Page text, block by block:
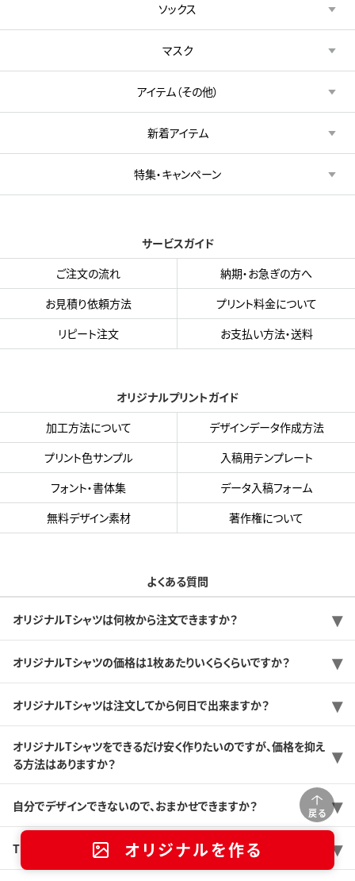
戻る
オリジナルを作る
ソックス
マスク
アイテム（その他）
新着アイテム
特集・キャンペーン
サービスガイド
ご注文の流れ
納期・お急ぎの方へ
お見積り依頼方法
プリント料金について
リピート注文
お支払い方法・送料
オリジナルプリントガイド
加工方法について
デザインデータ作成方法
プリント色サンプル
入稿用テンプレート
フォント・書体集
データ入稿フォーム
無料デザイン素材
著作権について
よくある質問
オリジナルTシャツは何枚から注文できますか？
オリジナルTシャツの価格は1枚あたりいくらくらいですか？
オリジナルTシャツは注文してから何日で出来ますか？
オリジナルTシャツをできるだけ安く作りたいのですが、価格を抑え
る方法はありますか？
自分でデザインできないので、おまかせできますか？
Tシャツのサンプルを送ってもらうことは可能ですか？